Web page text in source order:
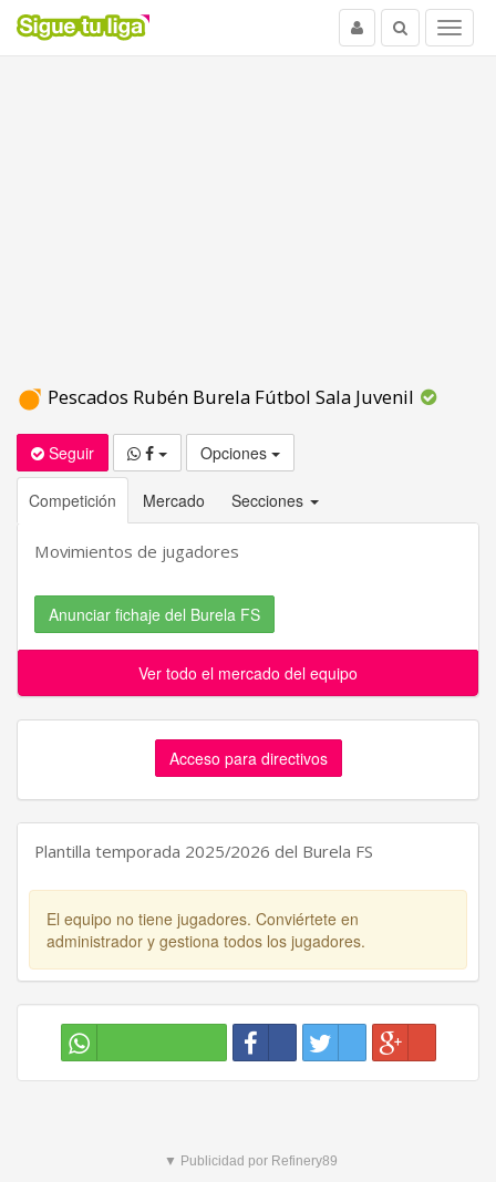
Menu
Buscar
Usuario
Pescados Rubén Burela Fútbol Sala Juvenil
Seguir Opciones
Competición Mercado Secciones
Movimientos de jugadores
Anunciar fichaje del Burela FS
Ver todo el mercado del equipo
Acceso para directivos
Plantilla temporada 2025/2026 del Burela FS
El equipo no tiene jugadores. Conviértete en
administrador y gestiona todos los jugadores.
▼ Publicidad por Refinery89